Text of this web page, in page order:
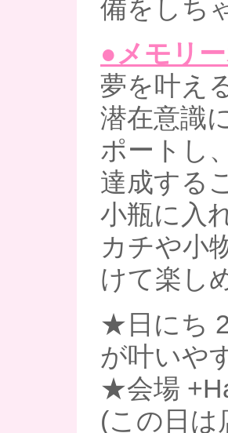
備をしち
●メモリ
夢を叶え
潜在意識
ポートし
達成する
小瓶に入
カチや小
けて楽し
★日にち
が叶いや
★会場
(この日は